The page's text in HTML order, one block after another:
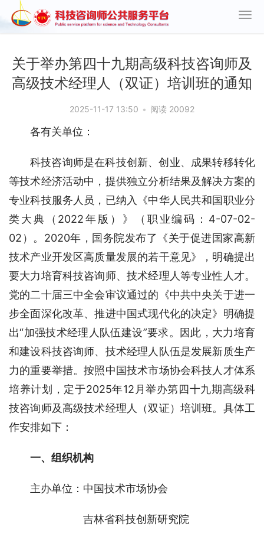
关于举办第四十九期高级科技咨询师及
高级技术经理人（双证）培训班的通知
2025-11-17 13:50 • 阅读 20092
各有关单位：
科技咨询师是在科技创新、创业、成果转移转化
等技术经济活动中，提供独立分析结果及解决方案的
专业科技服务人员，已纳入《中华人民共和国职业分
类大典（2022年版）》（职业编码：4-07-02-
02）。2020年，国务院发布了《关于促进国家高新
技术产业开发区高质量发展的若干意见》，明确提出
要大力培育科技咨询师、技术经理人等专业性人才。
党的二十届三中全会审议通过的《中共中央关于进一
步全面深化改革、推进中国式现代化的决定》明确提
出“加强技术经理人队伍建设”要求。因此，大力培育
和建设科技咨询师、技术经理人队伍是发展新质生产
力的重要举措。按照中国技术市场协会科技人才体系
培养计划，定于2025年12月举办第四十九期高级科
技咨询师及高级技术经理人（双证）培训班。具体工
作安排如下：
一、组织机构
主办单位：中国技术市场协会
吉林省科技创新研究院